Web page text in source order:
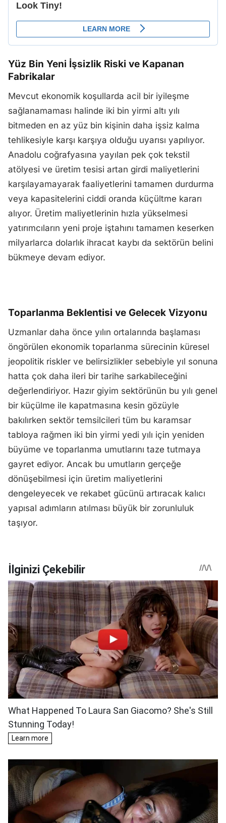
Yüz Bin Yeni İşsizlik Riski ve Kapanan
Fabrikalar
Mevcut ekonomik koşullarda acil bir iyileşme
sağlanamaması halinde iki bin yirmi altı yılı
bitmeden en az yüz bin kişinin daha işsiz kalma
tehlikesiyle karşı karşıya olduğu uyarısı yapılıyor.
Anadolu coğrafyasına yayılan pek çok tekstil
atölyesi ve üretim tesisi artan girdi maliyetlerini
karşılayamayarak faaliyetlerini tamamen durdurma
veya kapasitelerini ciddi oranda küçültme kararı
alıyor. Üretim maliyetlerinin hızla yükselmesi
yatırımcıların yeni proje iştahını tamamen keserken
milyarlarca dolarlık ihracat kaybı da sektörün belini
bükmeye devam ediyor.
Toparlanma Beklentisi ve Gelecek Vizyonu
Uzmanlar daha önce yılın ortalarında başlaması
öngörülen ekonomik toparlanma sürecinin küresel
jeopolitik riskler ve belirsizlikler sebebiyle yıl sonuna
hatta çok daha ileri bir tarihe sarkabileceğini
değerlendiriyor. Hazır giyim sektörünün bu yılı genel
bir küçülme ile kapatmasına kesin gözüyle
bakılırken sektör temsilcileri tüm bu karamsar
tabloya rağmen iki bin yirmi yedi yılı için yeniden
büyüme ve toparlanma umutlarını taze tutmaya
gayret ediyor. Ancak bu umutların gerçeğe
dönüşebilmesi için üretim maliyetlerini
dengeleyecek ve rekabet gücünü artıracak kalıcı
yapısal adımların atılması büyük bir zorunluluk
taşıyor.